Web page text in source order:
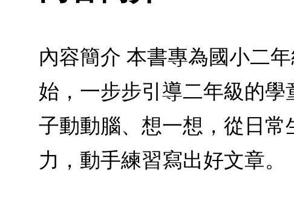
內容簡介 本書專為國小二
始，一步步引導二年級的
子動動腦、想一想，從日
力，動手練習寫出好文章。